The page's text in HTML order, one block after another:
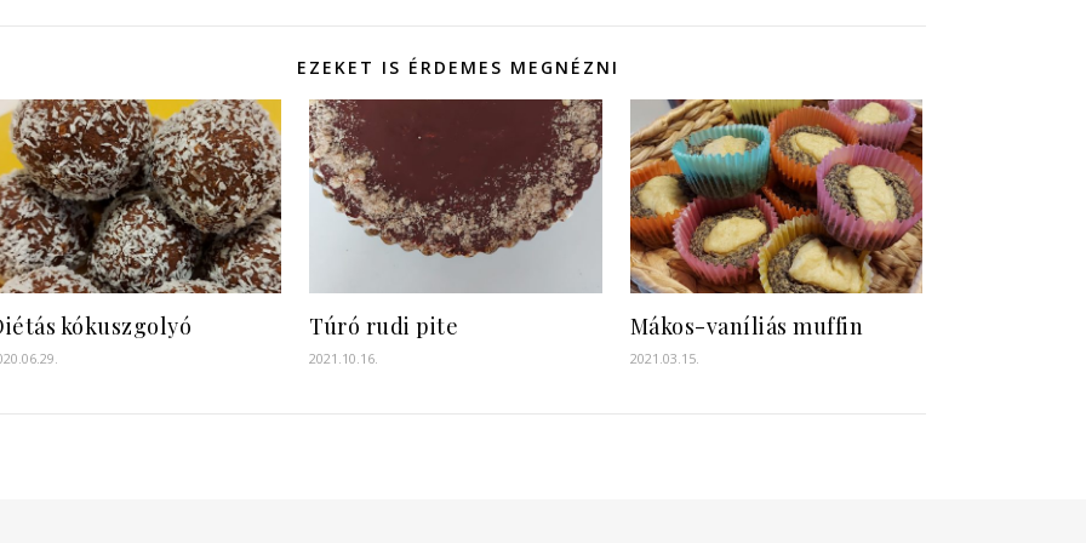
EZEKET IS ÉRDEMES MEGNÉZNI
kókuszgolyó Túró rudi pite
2021.10.16.
Mákos-vaníliás muffin
2021.03.15.